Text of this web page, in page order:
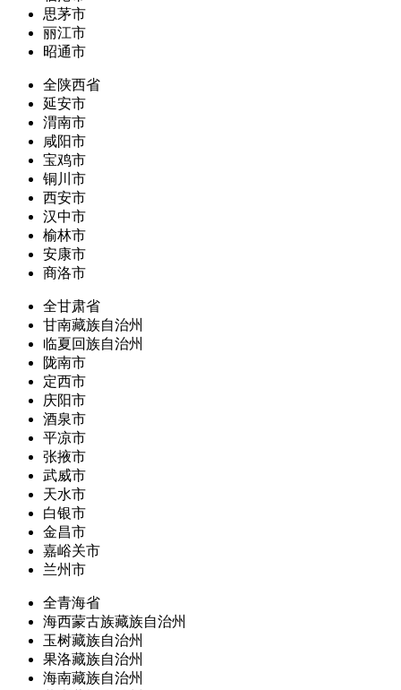
思茅市
丽江市
昭通市
全陕西省
延安市
渭南市
咸阳市
宝鸡市
铜川市
西安市
汉中市
榆林市
安康市
商洛市
全甘肃省
甘南藏族自治州
临夏回族自治州
陇南市
定西市
庆阳市
酒泉市
平凉市
张掖市
武威市
天水市
白银市
金昌市
嘉峪关市
兰州市
全青海省
海西蒙古族藏族自治州
玉树藏族自治州
果洛藏族自治州
海南藏族自治州